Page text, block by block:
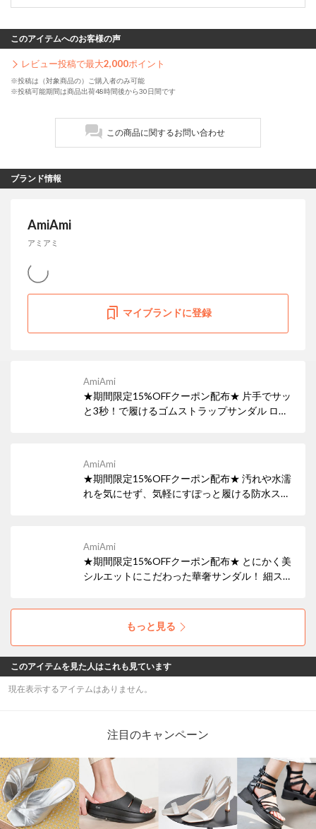
このアイテムへのお客様の声
レビュー投稿で最大2,000ポイント
※投稿は（対象商品の）ご購入者のみ可能
※投稿可能期間は商品出荷48時間後から30日間です
この商品に関するお問い合わせ
ブランド情報
AmiAmi
アミアミ
マイブランドに登録
AmiAmi
★期間限定15%OFFクーポン配布★ 片手でサッ
と3秒！で履けるゴムストラップサンダル ロー
AmiAmi
★期間限定15%OFFクーポン配布★ 汚れや水濡
れを気にせず、気軽にすぽっと履ける防水スリ
AmiAmi
★期間限定15%OFFクーポン配布★ とにかく美
シルエットにこだわった華奢サンダル！ 細スト
もっと見る
このアイテムを見た人はこれも見ています
現在表示するアイテムはありません。
注目のキャンペーン